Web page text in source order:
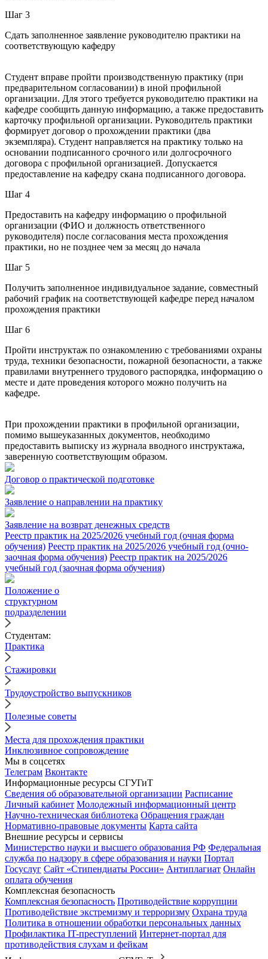
Шаг 3
Сдать заполненное заявление руководителю практики на
соответствующую кафедру
Студент вправе пройти производственную практику (при
предварительном согласовании) в иной профильной
организации. Для этого требуется руководителю практики на
кафедре сообщить данную информацию, а также предоставить
карточку профильной организации. Руководитель практики
формирует договор о прохождении практики (два
экземпляра). Студент направляется на практику только на
основании подписанного срочного или долгосрочного
договора с профильной организацией. Допускается
предоставление на кафедру скана подписанного договора.
Шаг 4
Предоставить на кафедру информацию о профильной
организации (ФИО и должность ответственного
руководителя) после согласования места прохождения
практики, но не позднее чем за месяц до начала
Шаг 5
Получить заполненное индивидуальное задание, совместный
рабочий график на соответствующей кафедре перед началом
прохождения практики
Шаг 6
Пройти инструктаж по ознакомлению с требованиями охраны
труда, техники безопасности, пожарной безопасности, а также
правилами внутреннего трудового распорядка, информацию о
месте и дате проведения которого можно получить на
кафедре.
При прохождении практики в профильной организации,
помимо вышеуказанных документов, необходимо
предоставить выписку из журнала вводного инструктажа,
заверенную соответствующим образом.
Договор о практической подготовке
Заявление о направлении на практику
Заявление на возврат денежных средств
Реестр практик на 2025/2026 учебный год (очная форма
обучения) Реестр практик на 2025/2026 учебный год (очно-
заочная форма обучения) Реестр практик на 2025/2026
учебный год (заочная форма обучения)
Положение о
структурном
подразделении
Студентам:
Практика
Стажировки
Трудоустройство выпускников
Полезные советы
Места для прохождения практики
Инклюзивное сопровождение
Мы в соцсетях
Телеграм Вконтакте
Информационные ресурсы СГУГиТ
Сведения об образовательной организации Расписание
Личный кабинет Молодежный информационный центр
Научно-техническая библиотека Обращения граждан
Нормативно-правовые документы Карта сайта
Внешние ресурсы и сервисы
Министерство науки и высшего образования РФ Федеральная
служба по надзору в сфере образования и науки Портал
Госуслуг Сайт «Стипендиаты России» Антиплагиат Онлайн
оплата обучения
Комплексная безопасность
Комплексная безопасность Противодействие коррупции
Противодействие экстремизму и терроризму Охрана труда
Политика в отношении обработки персональных данных
Профилактика IT-преступлений Интернет-портал для
противодействия слухам и фейкам